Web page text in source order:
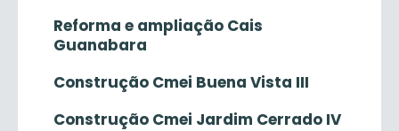
Reforma e ampliação Cais
Guanabara
Construção Cmei Buena Vista III
Construção Cmei Jardim Cerrado IV